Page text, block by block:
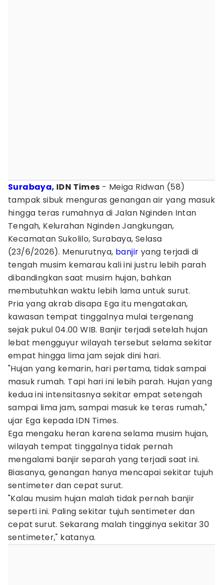
Surabaya, IDN Times - Meiga Ridwan (58)
tampak sibuk menguras genangan air yang masuk
hingga teras rumahnya di Jalan Nginden Intan
Tengah, Kelurahan Nginden Jangkungan,
Kecamatan Sukolilo, Surabaya, Selasa
(23/6/2026). Menurutnya, banjir yang terjadi di
tengah musim kemarau kali ini justru lebih parah
dibandingkan saat musim hujan, bahkan
membutuhkan waktu lebih lama untuk surut.
Pria yang akrab disapa Ega itu mengatakan,
kawasan tempat tinggalnya mulai tergenang
sejak pukul 04.00 WIB. Banjir terjadi setelah hujan
lebat mengguyur wilayah tersebut selama sekitar
empat hingga lima jam sejak dini hari.
"Hujan yang kemarin, hari pertama, tidak sampai
masuk rumah. Tapi hari ini lebih parah. Hujan yang
kedua ini intensitasnya sekitar empat setengah
sampai lima jam, sampai masuk ke teras rumah,"
ujar Ega kepada IDN Times.
Ega mengaku heran karena selama musim hujan,
wilayah tempat tinggalnya tidak pernah
mengalami banjir separah yang terjadi saat ini.
Biasanya, genangan hanya mencapai sekitar tujuh
sentimeter dan cepat surut.
"Kalau musim hujan malah tidak pernah banjir
seperti ini. Paling sekitar tujuh sentimeter dan
cepat surut. Sekarang malah tingginya sekitar 30
sentimeter," katanya.